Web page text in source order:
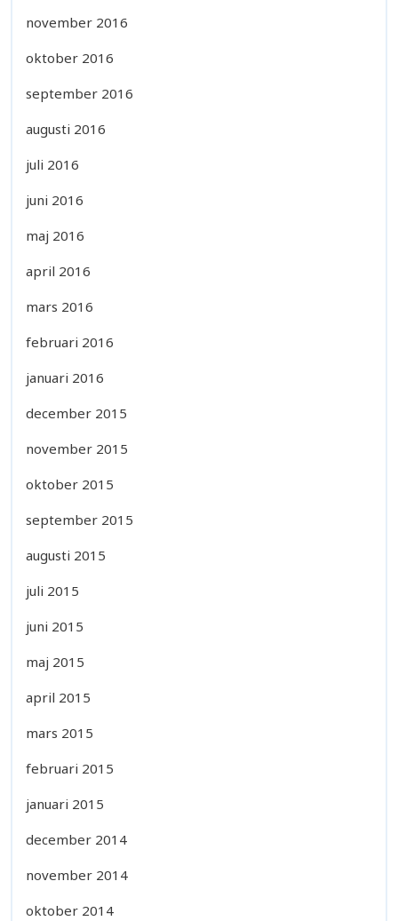
november 2016
oktober 2016
september 2016
augusti 2016
juli 2016
juni 2016
maj 2016
april 2016
mars 2016
februari 2016
januari 2016
december 2015
november 2015
oktober 2015
september 2015
augusti 2015
juli 2015
juni 2015
maj 2015
april 2015
mars 2015
februari 2015
januari 2015
december 2014
november 2014
oktober 2014